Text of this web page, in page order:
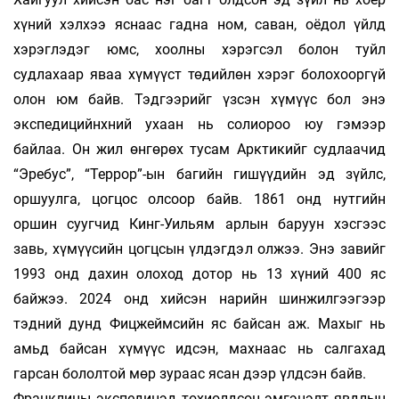
хүний хэлхээ яснаас гадна ном, саван, оёдол үйлд
хэрэглэдэг юмс, хоолны хэрэгсэл болон туйл
судлахаар яваа хүмүүст төдийлөн хэрэг болохооргүй
олон юм байв. Тэдгээрийг үзсэн хүмүүс бол энэ
экспедицийнхний ухаан нь солиороо юу гэмээр
байлаа. Он жил өнгөрөх тусам Арктикийг судлаачид
“Эребус”, “Террор”-ын багийн гишүүдийн эд зүйлс,
оршуулга, цог­цос олсоор байв. 1861 онд нутгийн
оршин сууг­чид Кинг-Уильям арлын баруун хэсгээс
завь, хүмүүсийн цогцсын үлдэгдэл олжээ. Энэ завийг
1993 онд дахин олоход дотор нь 13 хүний 400 яс
байжээ. 2024 онд хийсэн нарийн шинжилгээгээр
тэдний дунд Фицжеймсийн яс байсан аж. Махыг нь
амьд байсан хүмүүс идсэн, мах­наас нь сал­гахад
гарсан бололтой мөр зу­раас ясан дээр үлдсэн байв.